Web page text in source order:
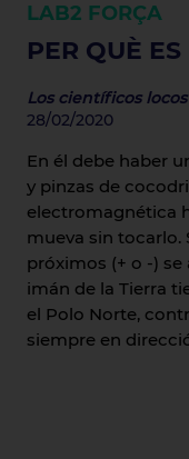
LAB2 FORÇA
PER QUÈ
Los científicos
28/02/2020
En él debe haber
y pinzas de
electromagnética
mueva sin tocarlo.
próximos (+ o -)
imán de la Tierra
el Polo Norte,
siempre en